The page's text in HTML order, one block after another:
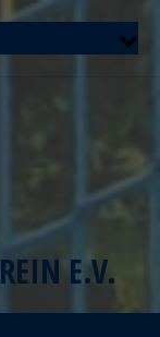
E.V.